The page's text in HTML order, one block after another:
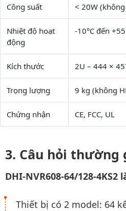
Công suất < 20W
Nhiệt độ hoạt
động
-10°C đến
Kích thước 2U – 444 ×
Trọng lượng 9 kg (không
Chứng nhận CE, FCC, UL
Câu hỏi thường
DHI-NVR608-64/128-
Thiết bị có 2 model: 64